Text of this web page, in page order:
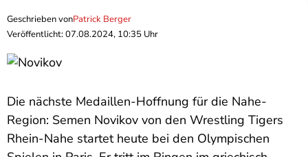
Geschrieben vonPatrick Berger
Veröffentlicht: 07.08.2024, 10:35 Uhr
Die nächste Medaillen-Hoffnung für die Nahe-
Region: Semen Novikov von den Wrestling Tigers
Rhein-Nahe startet heute bei den Olympischen